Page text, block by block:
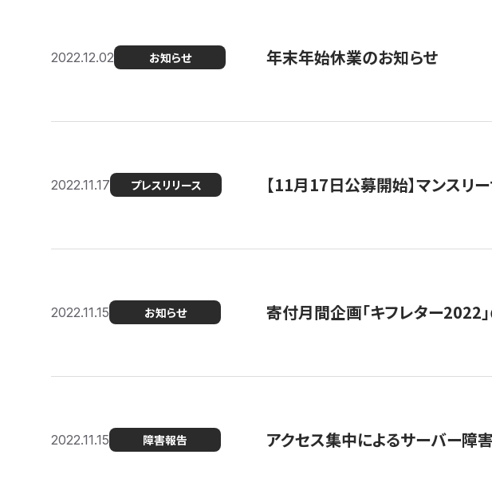
2022.12.02 お知らせ 年末年始休業のお知らせ
2022.11.17 プレスリリース 【11月17日公募開始】マンスリ
2022.11.15 お知らせ 寄付月間企画「キフレター2022
2022.11.15 障害報告 アクセス集中によるサーバー障